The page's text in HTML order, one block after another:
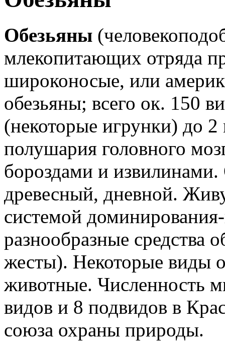
Обезьяны
млекопитающих отряда
широконосые, или
обезьяны; всего ок. 150
(некоторые игрунки) до
полушария головного
бороздами и
древесный, дневной.
системой
разнообразные средства
жесты). Некоторые виды
животные. Численность
видов и 8 подвидов в
союза охраны природы.